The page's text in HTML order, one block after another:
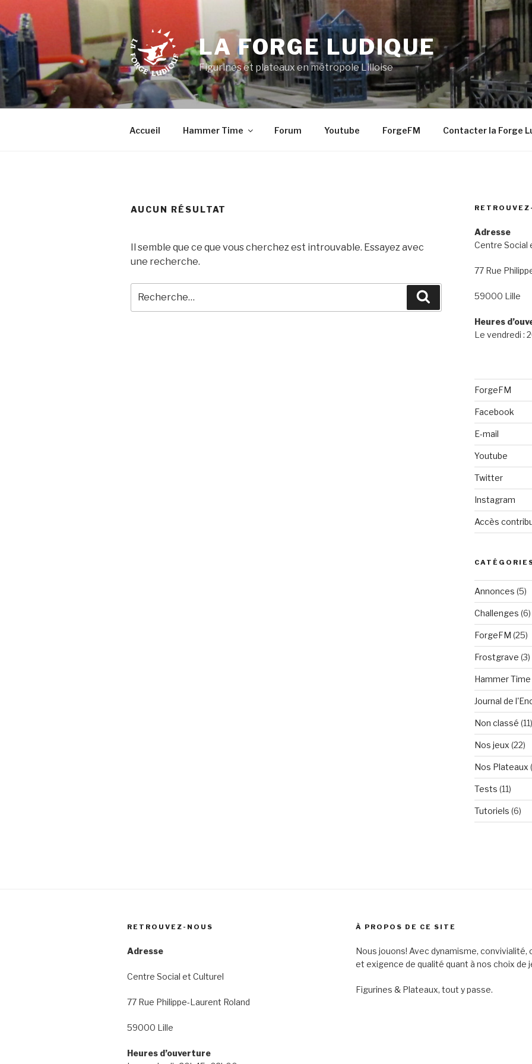
au
contenu
principal
LA FORGE LUDIQUE
Figurines et plateaux en métropole Lilloise
Accueil Hammer Time Forum Youtube ForgeFM Contacter la Forge
AUCUN RÉSULTAT
Il semble que ce que vous cherchez est introuvable. Essayez avec
une recherche.
pour
Recherche
Adresse
Centre Social
77 Rue
59000 Lille
Heures
Le vendredi :
ForgeFM
Facebook
E-mail
Youtube
Twitter
Instagram
Accès
Annonces (5)
Challenges (6)
ForgeFM (25)
Frostgrave (3)
Hammer Time
Journal de
Non classé (11)
Nos jeux (22)
Nos Plateaux
Tests (11)
Tutoriels (6)
RETROUVEZ-NOUS
Adresse
Centre Social et Culturel
77 Rue Philippe-Laurent Roland
59000 Lille
Heures d’ouverture
À PROPOS DE CE SITE
Nous jouons! Avec dynamisme, convivialité,
et exigence de qualité quant à nos choix de
Figurines & Plateaux, tout y passe.